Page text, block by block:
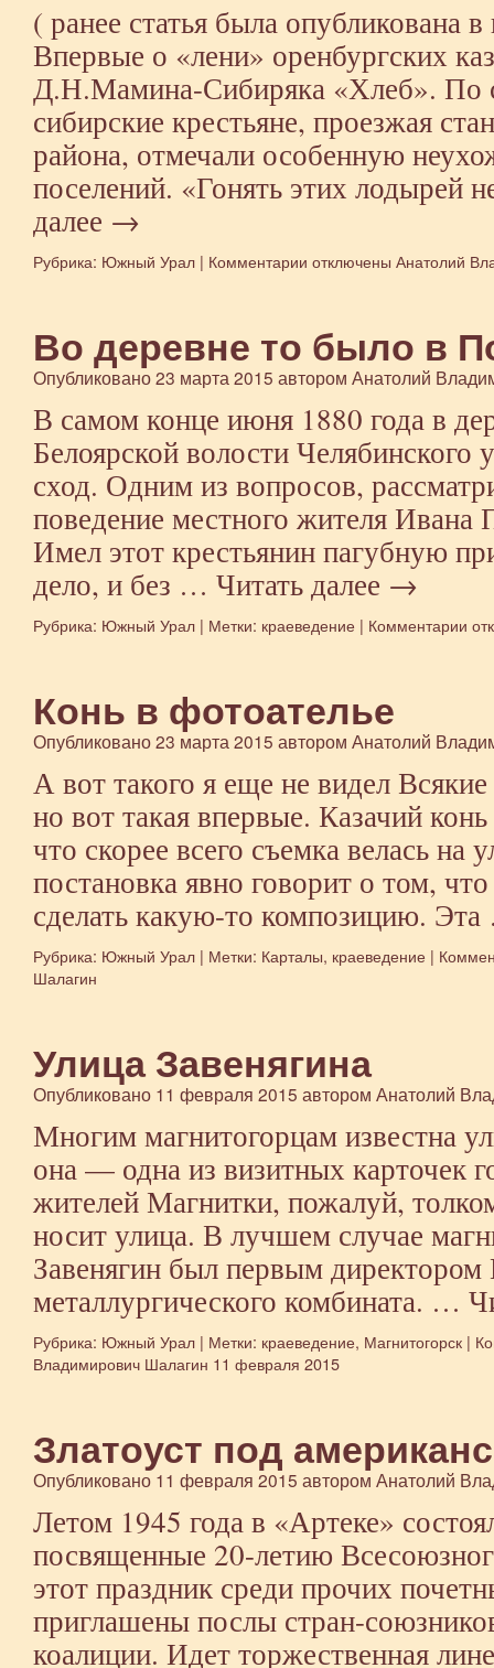
( ранее статья была опубликована
Впервые о «лени» оренбургских
Д.Н.Мамина-Сибиряка «Хлеб». По
сибирские крестьяне, проезжая
района, отмечали особенную
поселений. «Гонять этих
далее →
Рубрика: Южный Урал | Комментарии к
«ленности»
оренбургских
казаков
Новолинейного
района
отключены Анатолий
Во деревне то было в
Опубликовано23 марта 2015 автором Анатолий
В самом конце июня 1880 года в
Белоярской волости Челябинского
сход. Одним из вопросов,
поведение местного жителя Ивана
Имел этот крестьянин пагубную
дело, и без … Читать далее →
Рубрика: Южный Урал | Метки: краеведение | Комментарии к
в
Конь в фотоателье
Опубликовано23 марта 2015 автором Анатолий
А вот такого я еще не видел
но вот такая впервые. Казачий
что скорее всего съемка велась на
постановка явно говорит о том,
сделать какую-то композицию.
Рубрика: Южный Урал | Метки: Карталы, краеведение |
Шалагин
Улица Завенягина
Опубликовано 11 февраля 2015 автором Анатолий
Многим магнитогорцам известна
она — одна из визитных карточек
жителей Магнитки, пожалуй,
носит улица. В лучшем случае
Завенягин был первым директором
металлургического комбината. …
Рубрика: Южный Урал | Метки: краеведение, Магнитогорск |
Владимирович Шалагин 11 февраля 2015
Златоуст под
Опубликовано 11 февраля 2015 автором Анатолий
Летом 1945 года в «Артеке»
посвященные 20-летию
этот праздник среди прочих
приглашены послы стран-
коалиции. Идет торжественная